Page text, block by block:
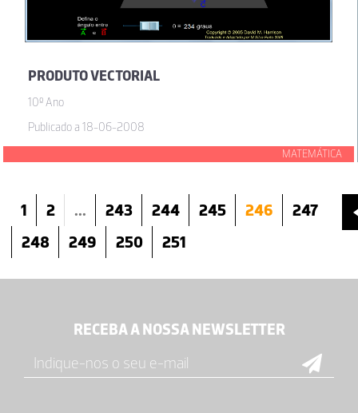
PRODUTO VECTORIAL
10º Ano
Publicado a 18-06-2008
MATEMÁTICA
1 2 ... 243 244 245 246
247
248
249 250 251
RECEBA A NOSSA NEWSLETTER